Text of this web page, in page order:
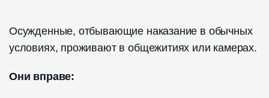
Осужденные, отбывающие наказание в обычных
условиях, проживают в общежитиях или камерах.
Они вправе: